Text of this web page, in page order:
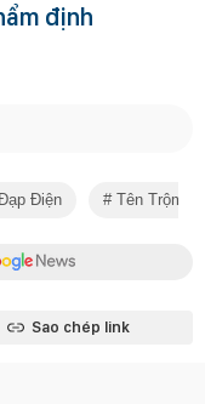
định
Điện Tên Trộm
Sao chép link